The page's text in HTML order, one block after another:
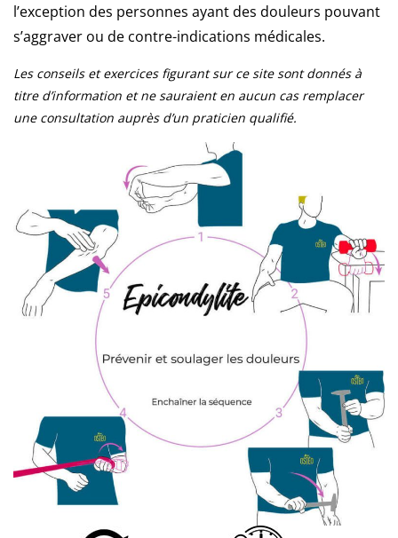
l’exception des personnes ayant des douleurs pouvant
s’aggraver ou de contre-indications médicales.
Les conseils et exercices figurant sur ce site sont donnés à
titre d’information et ne sauraient en aucun cas remplacer
une consultation auprès d’un praticien qualifié.